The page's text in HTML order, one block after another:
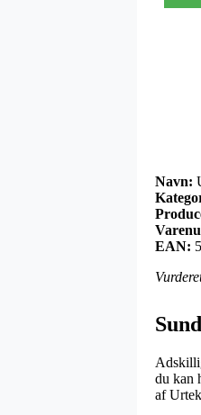
Navn:
EAN:
du kan
af